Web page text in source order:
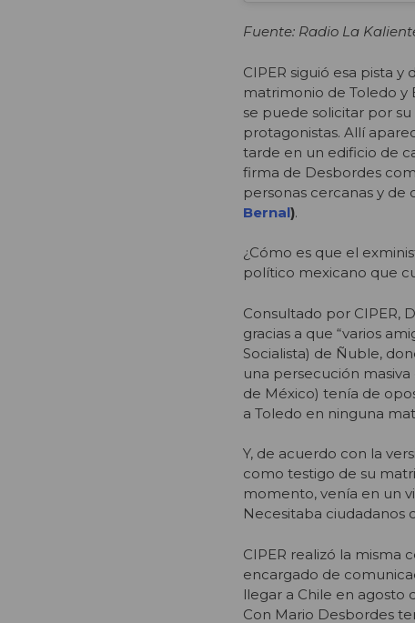
Fuente: Radio La
CIPER siguió esa pista
matrimonio de Toledo y
se puede solicitar por
protagonistas. Allí
tarde en un edificio de
firma de Desbordes
personas cercanas y de
Bernal).
¿Cómo es que el
político mexicano que
Consultado por CIPER,
gracias a que “varios
Socialista) de Ñuble,
una persecución
de México) tenía de
a Toledo en ninguna
Y, de acuerdo con la
como testigo de su
momento, venía en un
Necesitaba ciudadanos
CIPER realizó la misma
encargado de
llegar a Chile en agosto
Con Mario Desbordes